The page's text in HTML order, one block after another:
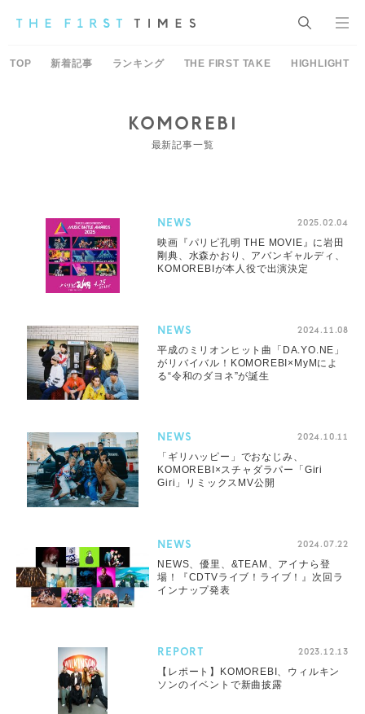
TOP 新着記事 ランキング THE FIRST TAKE HIGHLIGHT
KOMOREBI
最新記事一覧
NEWS 2025.02.04
映画『パリピ孔明 THE MOVIE』に岩田
剛典、水森かおり、アバンギャルディ、
KOMOREBIが本人役で出演決定
NEWS 2024.11.08
平成のミリオンヒット曲「DA.YO.NE」
がリバイバル！KOMOREBI×MyMによ
る“令和のダヨネ”が誕生
NEWS 2024.10.11
「ギリハッピー」でおなじみ、
KOMOREBI×スチャダラパー「Giri
Giri」リミックスMV公開
NEWS 2024.07.22
NEWS、優里、&TEAM、アイナら登
場！『CDTVライブ！ライブ！』次回ラ
インナップ発表
REPORT 2023.12.13
【レポート】KOMOREBI、ウィルキン
ソンのイベントで新曲披露